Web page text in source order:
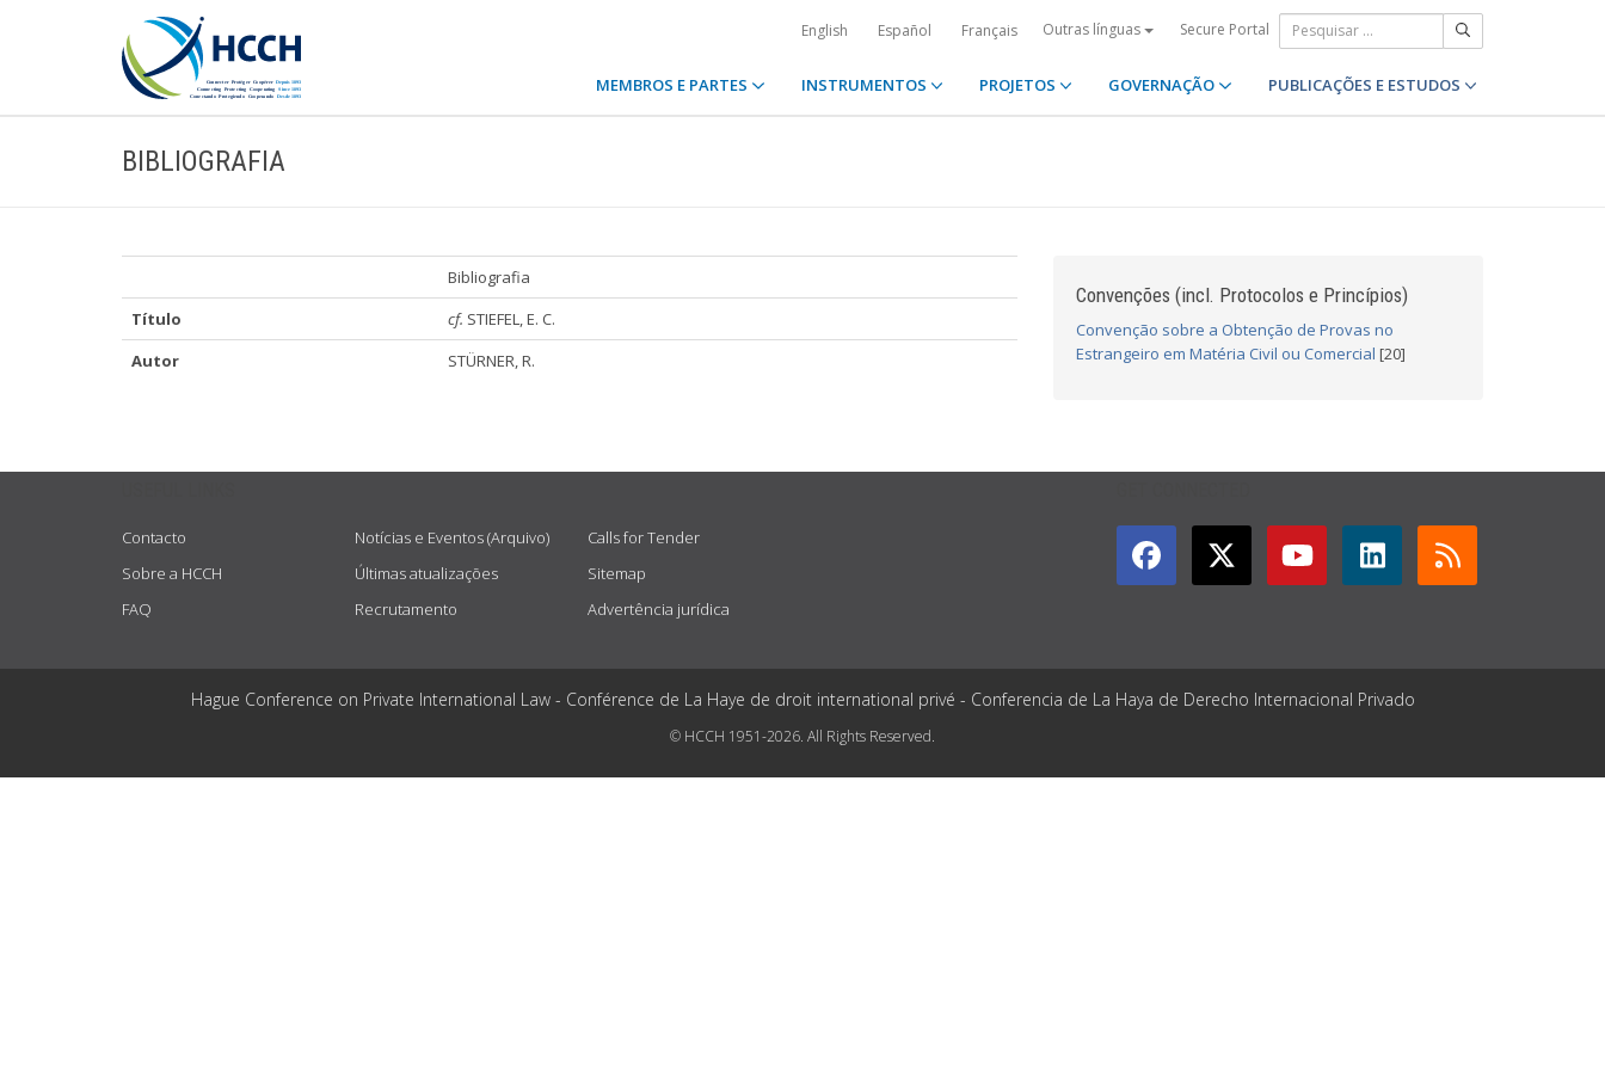
English Español Français Outras línguas Secure Portal
MEMBROS E PARTES INSTRUMENTOS PROJETOS GOVERNAÇÃO PUBLICAÇÕES E ESTUDOS
BIBLIOGRAFIA
Bibliografia
Título
cf. STIEFEL, E. C.
Autor
STÜRNER, R.
Convenções (incl. Protocolos e Princípios)
Convenção sobre a Obtenção de Provas no
Estrangeiro em Matéria Civil ou Comercial [20]
Contacto
Sobre a HCCH
FAQ
Notícias e Eventos (Arquivo)
Últimas atualizações
Recrutamento
Calls for Tender
Sitemap
Advertência jurídica
Hague Conference on Private International Law - Conférence de La Haye de droit international privé - Conferencia de La Haya de Derecho Internacional Privado
© HCCH 1951-2026. All Rights Reserved.